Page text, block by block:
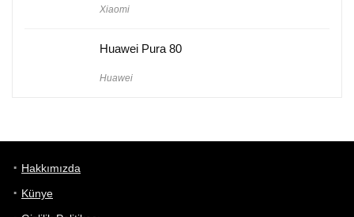
Xiaomi
Huawei Pura 80
Huawei
Hakkımızda
Künye